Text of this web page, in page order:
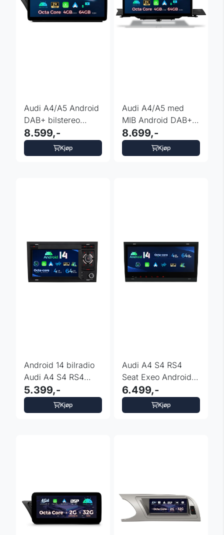
Audi A4/A5 Android
DAB+ bilstereo
Multimedia 12.3” ...
8.599,-
Kjøp
Audi A4/A5 med
MIB Android DAB+
bilstereo 12.3” IPS
8.699,-
Kjøp
Android 14 bilradio
Audi A4 S4 RS4
med 4G og DSP og
CarPlay
5.399,-
Kjøp
Audi A4 S4 RS4
Seat Exeo Android
14 Octa Core DAB+
Gyro
6.499,-
Kjøp